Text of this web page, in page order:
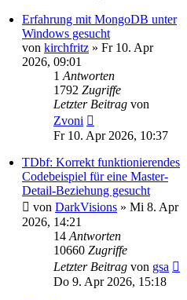
Erfahrung mit MongoDB unter
Windows gesucht
von kirchfritz » Fr 10. Apr
2026, 09:01
1 Antworten
1792 Zugriffe
Letzter Beitrag von
Zvoni
Fr 10. Apr 2026, 10:37
TDbf: Korrekt funktionierendes
Codebeispiel für eine Master-
Detail-Beziehung gesucht
von DarkVisions » Mi 8. Apr
2026, 14:21
14 Antworten
10660 Zugriffe
Letzter Beitrag von gsa
Do 9. Apr 2026, 15:18